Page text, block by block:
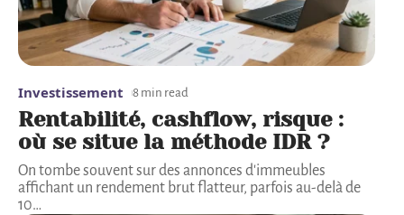
Investissement 8 min read
Rentabilité, cashflow, risque :
où se situe la méthode IDR ?
On tombe souvent sur des annonces d'immeubles
affichant un rendement brut flatteur, parfois au-delà de
10…